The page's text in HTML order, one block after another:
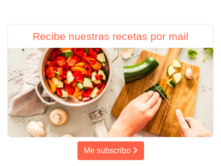
Recibe nuestras recetas por mail
Me subscribo